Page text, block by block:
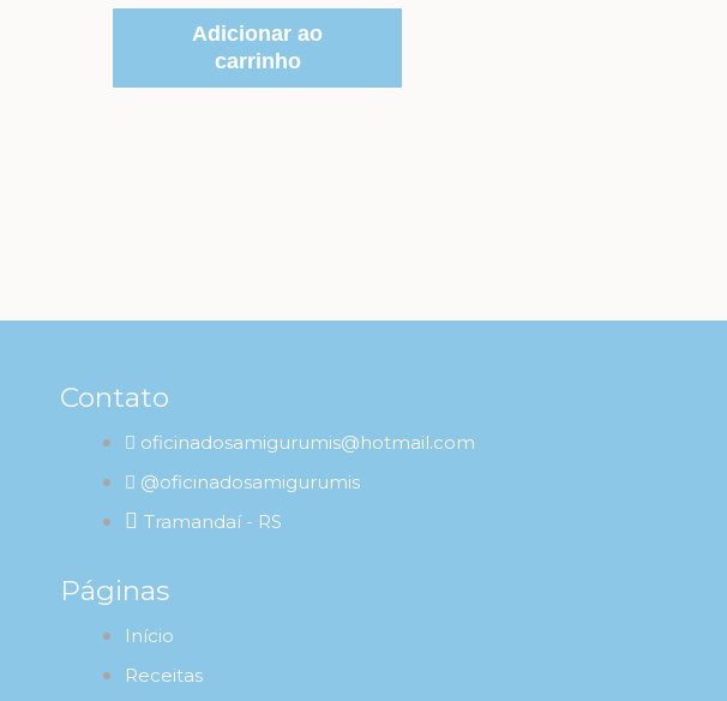
Adicionar ao
carrinho
Contato
oficinadosamigurumis@hotmail.com
@oficinadosamigurumis
Tramandaí - RS
Páginas
Início
Receitas